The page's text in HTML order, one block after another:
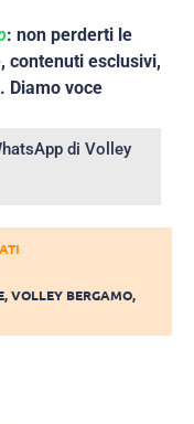
: non perderti le
contenuti esclusivi,
Diamo voce
di Volley
,VOLLEY BERGAMO,